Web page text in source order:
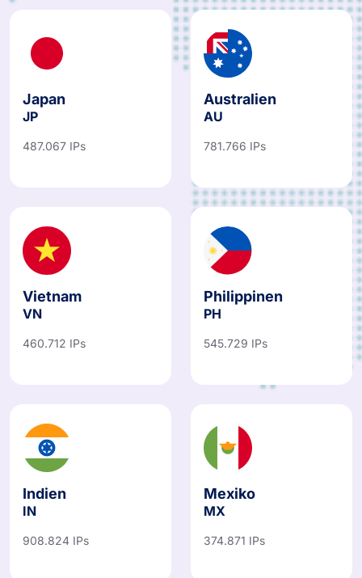
Japan
JP
487.067 IPs
Australien
AU
781.766 IPs
Vietnam
VN
460.712 IPs
Philippinen
PH
545.729 IPs
Indien
IN
908.824 IPs
Mexiko
MX
374.871 IPs